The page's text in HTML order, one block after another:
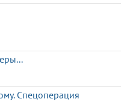
Спецоперация